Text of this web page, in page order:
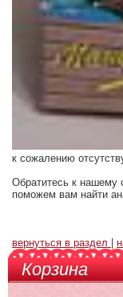
к сожалению
Обратитесь к нашему
поможем вам найти
вернуться в раздел |
Корзина